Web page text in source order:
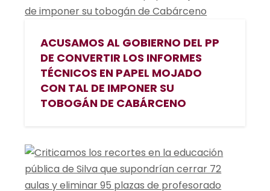
ACUSAMOS AL GOBIERNO DEL PP
DE CONVERTIR LOS INFORMES
TÉCNICOS EN PAPEL MOJADO
CON TAL DE IMPONER SU
TOBOGÁN DE CABÁRCENO